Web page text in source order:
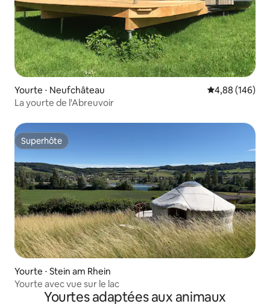
Yourte ⋅ Neufchâteau Évaluation
4,88 (146)
La yourte de l'Abreuvoir
Superhôte
Superhôte
Yourte ⋅ Stein am Rhein
Yourte avec vue sur le lac
Yourtes adaptées aux animaux